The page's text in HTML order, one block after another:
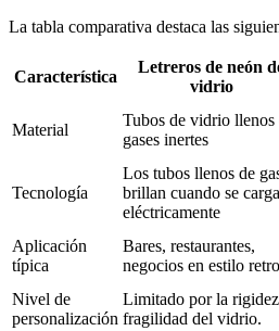
La tabla comparativa destaca las
Característica
Letreros de neón
vidrio
Material
Tubos de vidrio llenos
gases inertes
Tecnología
Los tubos llenos de
brillan cuando se
eléctricamente
Aplicación
típica
Bares, restaurantes,
negocios en estilo retro
Nivel de
personalización
Limitado por la
fragilidad del vidrio.